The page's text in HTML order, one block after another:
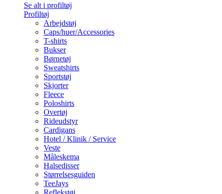
Se alt i profiltøj
Profiltøj
Arbejdstøj
Caps/huer/Accessories
T-shirts
Bukser
Børnetøj
Sweatshirts
Sportstøj
Skjorter
Fleece
Poloshirts
Overtøj
Rideudstyr
Cardigans
Hotel / Klinik / Service
Veste
Måleskema
Halsedisser
Størrelsesguiden
TeeJays
Reflekstøj